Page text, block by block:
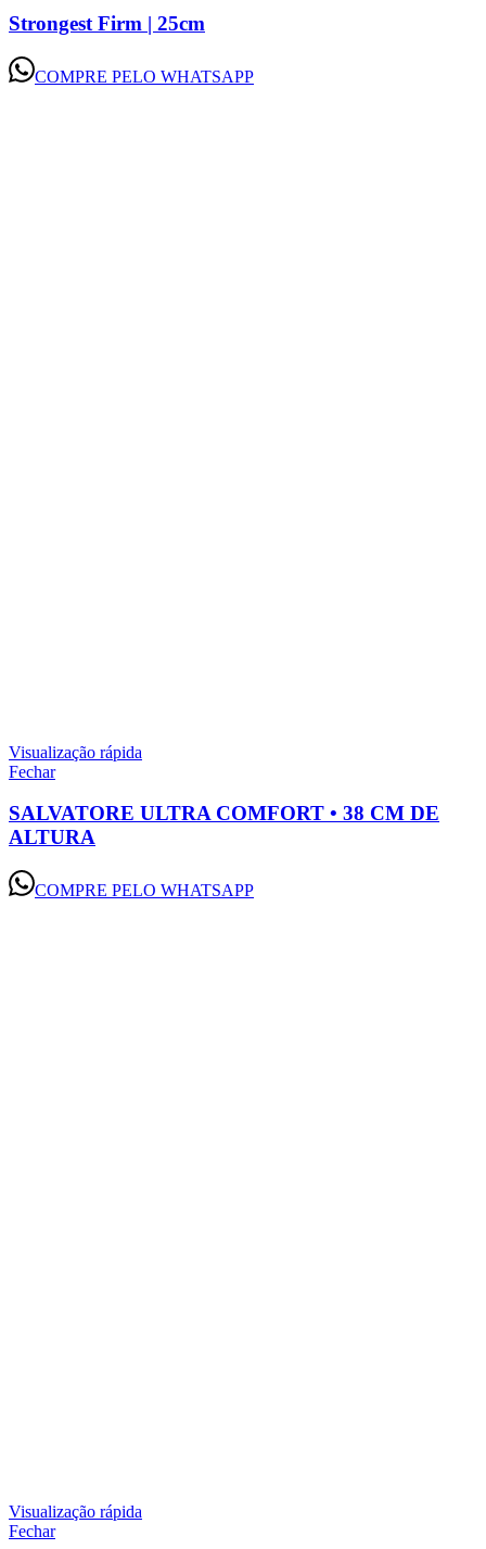
Strongest Firm | 25cm
COMPRE PELO WHATSAPP
Visualização rápida
Fechar
SALVATORE ULTRA COMFORT • 38 CM DE
ALTURA
COMPRE PELO WHATSAPP
Visualização rápida
Fechar